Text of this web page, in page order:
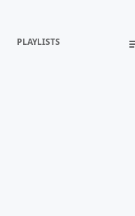
PLAYLISTS